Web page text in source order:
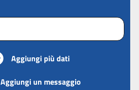
Aggiungi più dati
Aggiungi un messaggio